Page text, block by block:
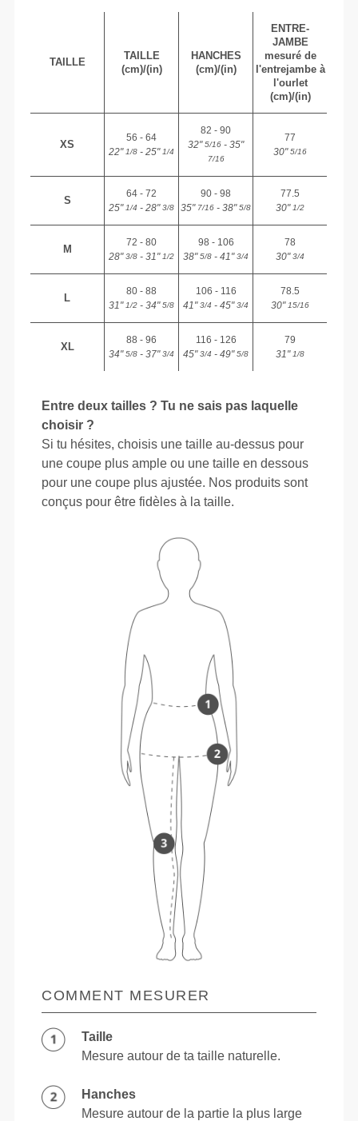
TAILLE
TAILLE
(cm)/(in)
HANCHES
(cm)/(in)
ENTRE-
JAMBE
mesuré de
l'entrejambe à
l'ourlet
(cm)/(in)
XS
56 - 64
22"1/8 - 25"1/4
82 - 90
32"5/16 - 35"
7/16
77
30"5/16
S
64 - 72
25"1/4 - 28"3/8
90 - 98
35"7/16 - 38"5/8
77.5
30"1/2
M
72 - 80
28"3/8 - 31"1/2
98 - 106
38"5/8 - 41"3/4
78
30"3/4
L
80 - 88
31"1/2 - 34"5/8
106 - 116
41"3/4 - 45"3/4
78.5
30"15/16
XL
88 - 96
34"5/8 - 37"3/4
116 - 126
45"3/4 - 49"5/8
79
31"1/8
Entre deux tailles ? Tu ne sais pas laquelle
choisir ?
Si tu hésites, choisis une taille au-dessus pour
une coupe plus ample ou une taille en dessous
pour une coupe plus ajustée. Nos produits sont
conçus pour être fidèles à la taille.
COMMENT MESURER
Taille
Mesure autour de ta taille naturelle.
Hanches
Mesure autour de la partie la plus large